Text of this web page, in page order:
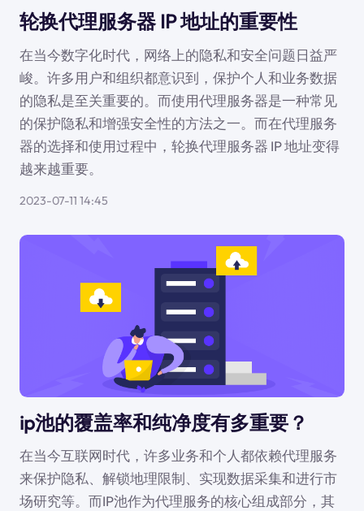
轮换代理服务器 IP 地址的重要性
在当今数字化时代，网络上的隐私和安全问题日益严
峻。许多用户和组织都意识到，保护个人和业务数据
的隐私是至关重要的。而使用代理服务器是一种常见
的保护隐私和增强安全性的方法之一。而在代理服务
器的选择和使用过程中，轮换代理服务器 IP 地址变得
越来越重要。
2023-07-11 14:45
ip池的覆盖率和纯净度有多重要？
在当今互联网时代，许多业务和个人都依赖代理服务
来保护隐私、解锁地理限制、实现数据采集和进行市
场研究等。而IP池作为代理服务的核心组成部分，其